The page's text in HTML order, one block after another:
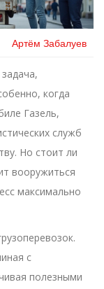
Артём Забалуев
когда
Газель,
служб
Но стоит ли
вооружиться
максимально
с
полезными